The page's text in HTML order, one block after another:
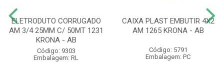
ELETRODUTO CORRUGADO
AM 3/4 25MM C/ 50MT 1231
KRONA - AB
Código: 9303
Embalagem: RL
CAIXA PLAST EMBUTIR 4X2
AM 1265 KRONA - AB
Código: 5791
Embalagem: PC